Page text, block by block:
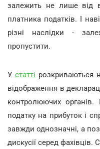
залежить не лише від
платника податків. І
різні наслідки -
пропустити.
У статті розкриваються
відображення в
контролюючих
податку на прибуток і
завжди однозначні, а
дискусії серед фахівців.